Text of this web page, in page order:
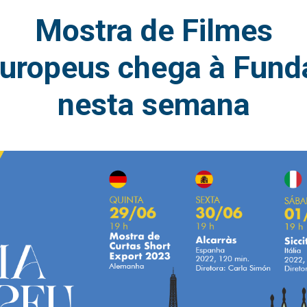
Mostra de Filmes
chega à
nesta semana